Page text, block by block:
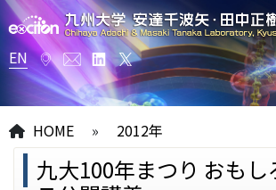
EN
HOME » 2012年
九大100年まつり おもし